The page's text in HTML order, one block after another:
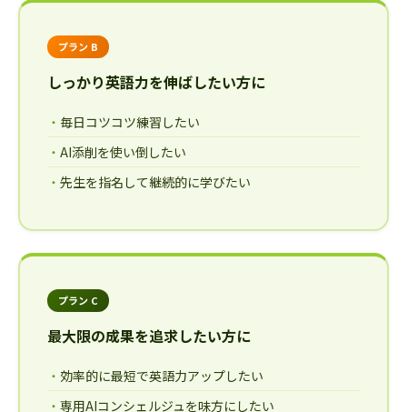
プラン B
しっかり英語力を伸ばしたい方に
毎日コツコツ練習したい
AI添削を使い倒したい
先生を指名して継続的に学びたい
プラン C
最大限の成果を追求したい方に
効率的に最短で英語力アップしたい
専用AIコンシェルジュを味方にしたい